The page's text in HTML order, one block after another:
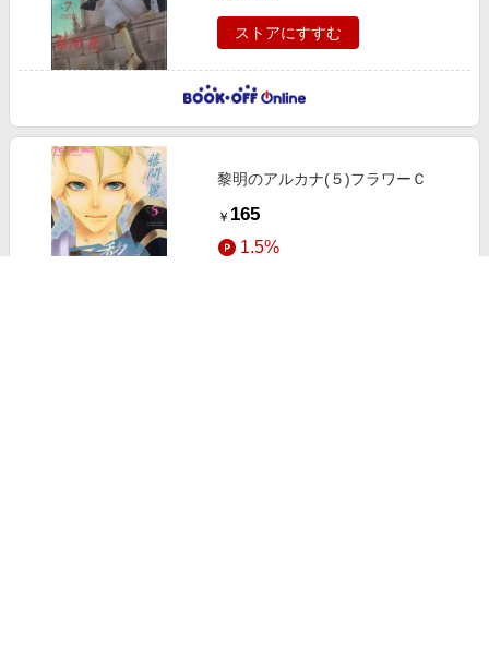
ストアにすすむ
黎明のアルカナ(５)フラワーＣ
￥ 165
1.5%